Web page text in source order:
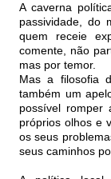
A caverna
passividade, do
quem receie
comente, não
mas por temor.
Mas a filosofia
também um
possível romper
próprios olhos e
os seus
seus caminhos